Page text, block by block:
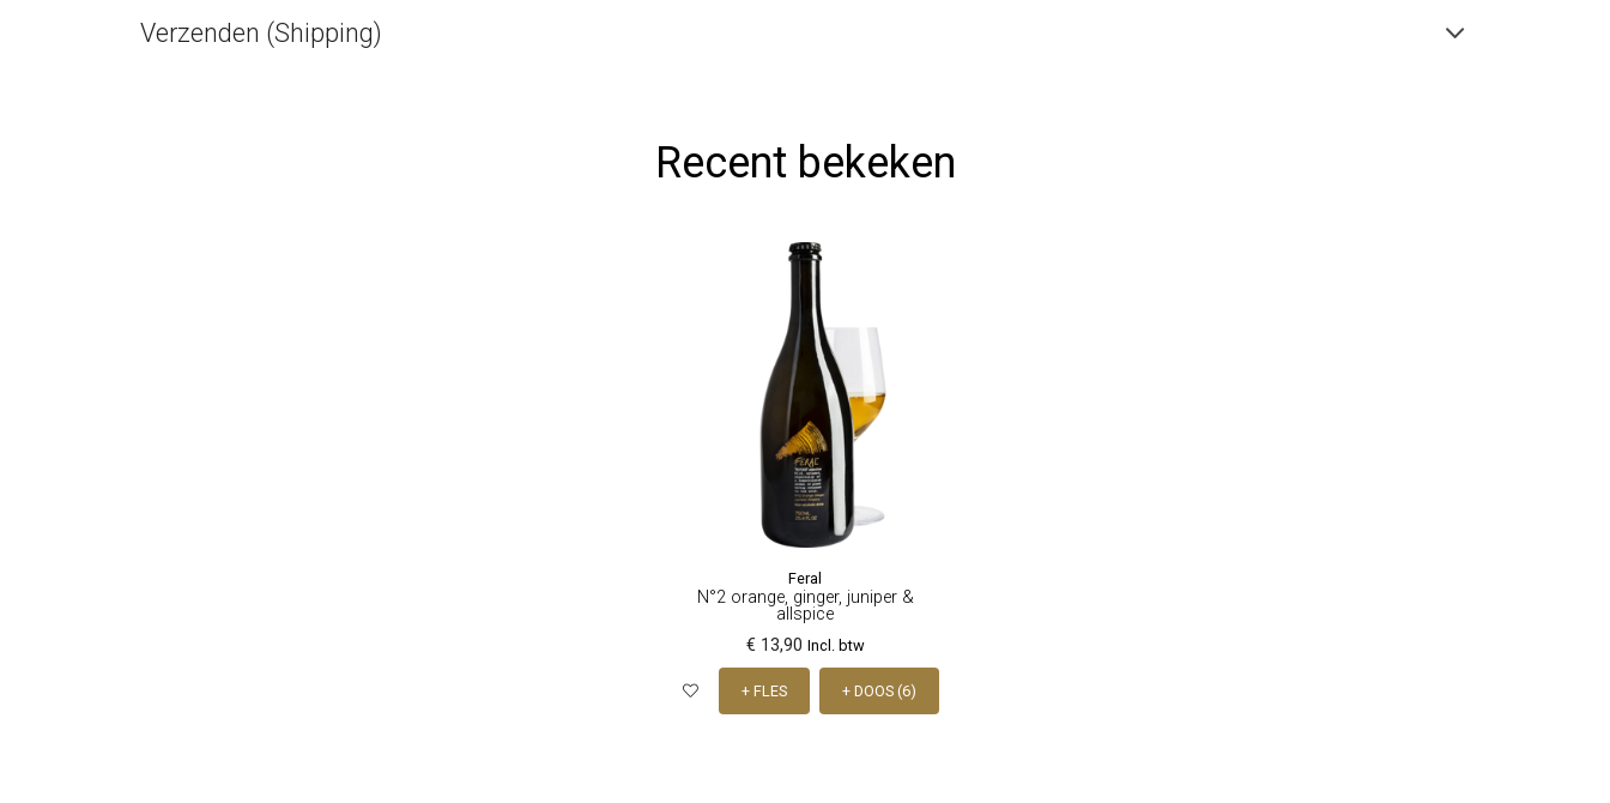
Verzenden (Shipping)
Recent bekeken
Feral
N°2 orange, ginger, juniper &
allspice
€ 13,90 Incl. btw
+ FLES + DOOS (6)